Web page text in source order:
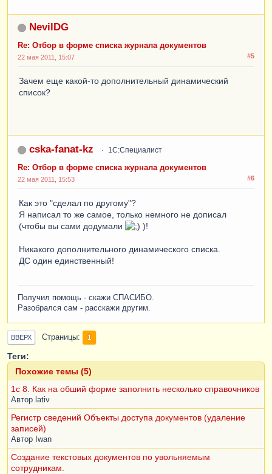
NevilDG
Re: Отбор в форме списка журнала документов
#5
22 мая 2011, 15:07
Зачем еще какой-то дополнительный динамический
список?
cska-fanat-kz 1С:Специалист
Re: Отбор в форме списка журнала документов
#6
22 мая 2011, 15:53
Как это "сделал по другому"?
Я написал то же самое, только немного не дописал
(чтобы вы сами додумали
)!
Никакого дополнительного динамического списка.
ДС один единственный!
Получил помощь - скажи СПАСИБО.
Разобрался сам - расскажи другим.
ВВЕРХ Страницы 1
Теги:
Похожие темы (5)
1с 8. Как на обший форме заполнить несколько справочников
Автор lativ
Регистр сведений Объекты доступа документов (удаление
записей)
Автор Iwan
Создание текстовых документов по увольняемым
сотрудникам.